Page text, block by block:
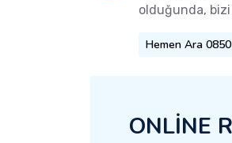
olduğunda,
Hemen Ara
ONLİNE